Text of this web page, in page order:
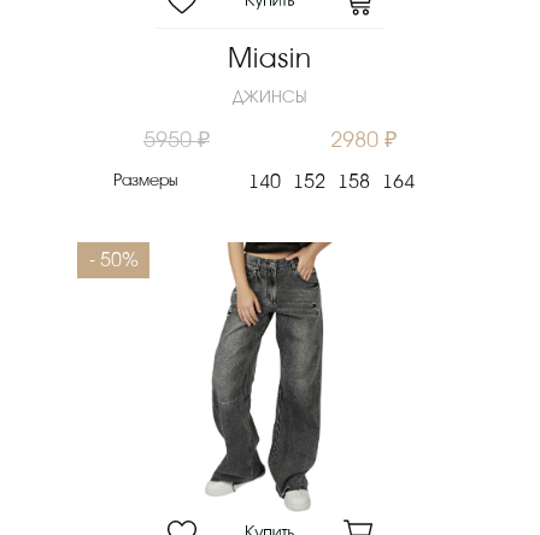
Miasin
ДЖИНСЫ
5950 ₽ 2980 ₽
Размеры 140 152 158 164
- 50%